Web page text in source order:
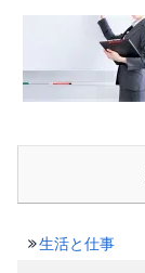
生活と仕事